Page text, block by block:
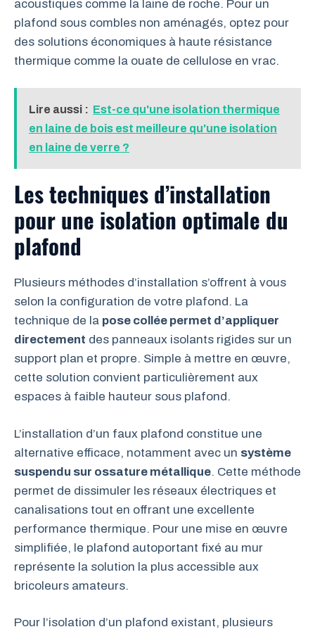
acoustiques comme la laine de roche. Pour un
plafond sous combles non aménagés, optez pour
des solutions économiques à haute résistance
thermique comme la ouate de cellulose en vrac.
Lire aussi : Est-ce qu'une isolation thermique
en laine de bois est meilleure qu'une isolation
en laine de verre ?
Les techniques d’installation
pour une isolation optimale du
plafond
Plusieurs méthodes d’installation s’offrent à vous
selon la configuration de votre plafond. La
technique de la pose collée permet d’appliquer
directement des panneaux isolants rigides sur un
support plan et propre. Simple à mettre en œuvre,
cette solution convient particulièrement aux
espaces à faible hauteur sous plafond.
L’installation d’un faux plafond constitue une
alternative efficace, notamment avec un système
suspendu sur ossature métallique. Cette méthode
permet de dissimuler les réseaux électriques et
canalisations tout en offrant une excellente
performance thermique. Pour une mise en œuvre
simplifiée, le plafond autoportant fixé au mur
représente la solution la plus accessible aux
bricoleurs amateurs.
Pour l’isolation d’un plafond existant, plusieurs